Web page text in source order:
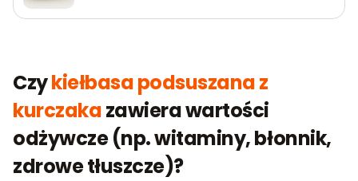
Czykiełbasa podsuszana z
kurczakazawiera wartości
odżywcze (np. witaminy, błonnik,
zdrowe tłuszcze)?